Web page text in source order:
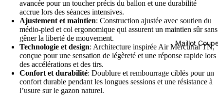
Maillot
avancée pour un toucher précis du ballon et une durabilité
accrue lors des séances intensives.
Ajustement et maintien: Construction ajustée avec soutien du
médio-pied et col ergonomique qui assurent un maintien sûr sans
gêner la liberté de mouvement.
Technologie et design: Architecture inspirée Air Mercurial TN,
conçue pour une sensation de légèreté et une réponse rapide lors
des accélérations et des tirs.
Confort et durabilité: Doublure et rembourrage ciblés pour un
confort durable pendant les longues sessions et une résistance à
l’usure sur le gazon naturel.